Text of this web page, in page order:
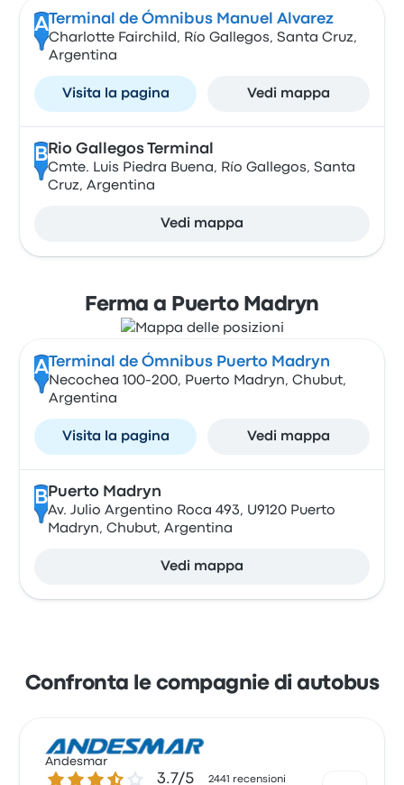
A Terminal de Ómnibus Manuel Alvarez
Charlotte Fairchild, Río Gallegos, Santa Cruz,
Argentina
Visita la pagina Vedi mappa
B Rio Gallegos Terminal
Cmte. Luis Piedra Buena, Río Gallegos, Santa
Cruz, Argentina
Vedi mappa
Ferma a Puerto Madryn
A Terminal de Ómnibus Puerto Madryn
Necochea 100-200, Puerto Madryn, Chubut,
Argentina
Visita la pagina Vedi mappa
B Puerto Madryn
Av. Julio Argentino Roca 493, U9120 Puerto
Madryn, Chubut, Argentina
Vedi mappa
Confronta le compagnie di autobus
Andesmar
3.7 su 5 stelle 3.7/5 2441 recensioni